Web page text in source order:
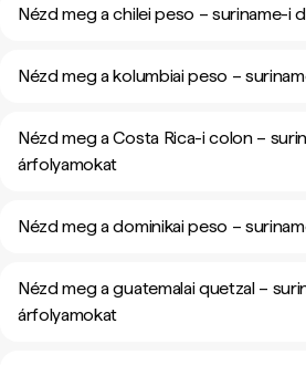
Nézd meg a chilei peso – suriname-i
Nézd meg a kolumbiai peso –
Nézd meg a Costa Rica-i colon –
árfolyamokat
Nézd meg a dominikai peso –
Nézd meg a guatemalai quetzal –
árfolyamokat